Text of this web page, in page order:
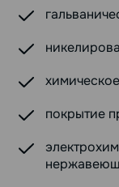
покрытие